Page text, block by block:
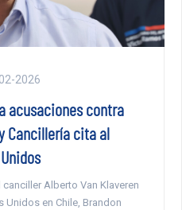
2026
acusaciones contra
Cancillería cita al
Alberto Van Klaveren
en Chile, Brandon